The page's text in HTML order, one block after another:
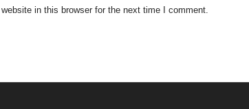
in this browser for the next time I comment.